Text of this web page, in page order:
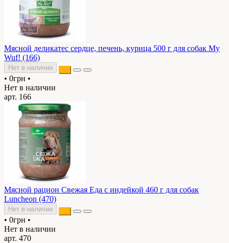
Мясной деликатес сердце, печень, курица 500 г для собак My
Wuf! (166)
Нет в наличии
• 0грн •
Нет в наличии
арт. 166
Мясной рацион Свежая Еда с индейкой 460 г для собак
Luncheon (470)
Нет в наличии
• 0грн •
Нет в наличии
арт. 470